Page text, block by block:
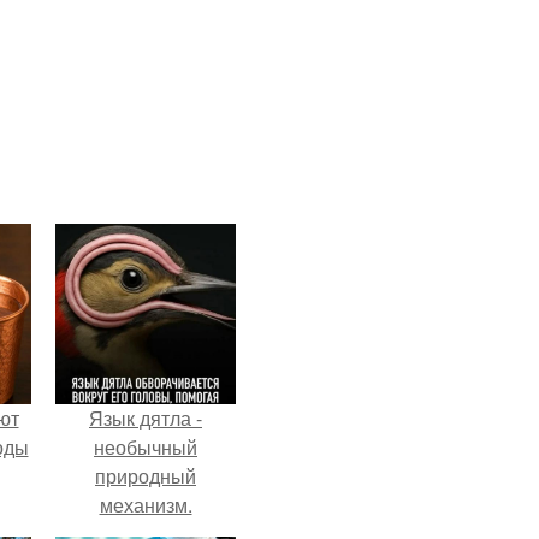
Язык дятла -
необычный
природный
механизм.